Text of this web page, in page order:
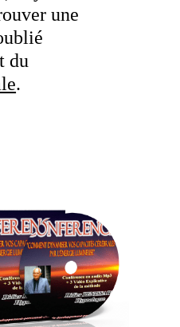
une
du
.